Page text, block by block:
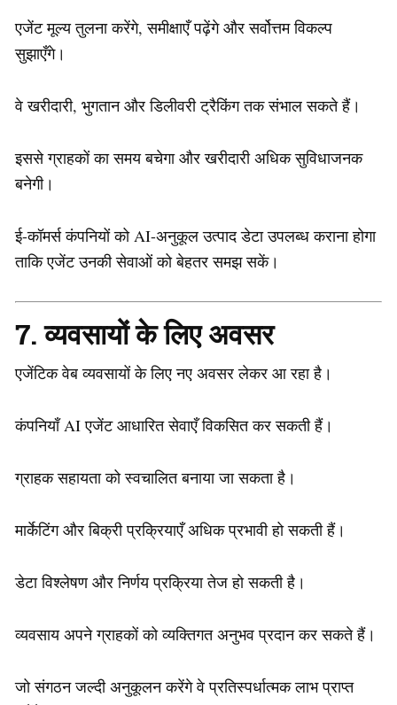
एजेंट मूल्य तुलना करेंगे, समीक्षाएँ पढ़ेंगे और सर्वोत्तम विकल्प
सुझाएँगे।
वे खरीदारी, भुगतान और डिलीवरी ट्रैकिंग तक संभाल सकते हैं।
इससे ग्राहकों का समय बचेगा और खरीदारी अधिक सुविधाजनक
बनेगी।
ई-कॉमर्स कंपनियों को AI-अनुकूल उत्पाद डेटा उपलब्ध कराना होगा
ताकि एजेंट उनकी सेवाओं को बेहतर समझ सकें।
7. व्यवसायों के लिए अवसर
एजेंटिक वेब व्यवसायों के लिए नए अवसर लेकर आ रहा है।
कंपनियाँ AI एजेंट आधारित सेवाएँ विकसित कर सकती हैं।
ग्राहक सहायता को स्वचालित बनाया जा सकता है।
मार्केटिंग और बिक्री प्रक्रियाएँ अधिक प्रभावी हो सकती हैं।
डेटा विश्लेषण और निर्णय प्रक्रिया तेज हो सकती है।
व्यवसाय अपने ग्राहकों को व्यक्तिगत अनुभव प्रदान कर सकते हैं।
जो संगठन जल्दी अनुकूलन करेंगे वे प्रतिस्पर्धात्मक लाभ प्राप्त